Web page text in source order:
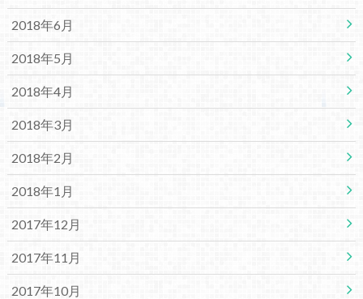
2018年6月
2018年5月
2018年4月
2018年3月
2018年2月
2018年1月
2017年12月
2017年11月
2017年10月